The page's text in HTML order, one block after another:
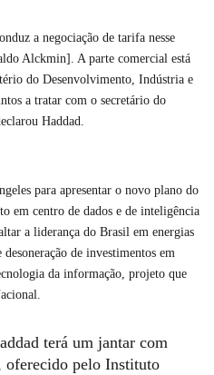
a negociação de tarifa nesse
Alckmin]. A parte comercial está
do Desenvolvimento, Indústria e
a tratar com o secretário do
Haddad.
para apresentar o novo plano do
em centro de dados e de inteligência
a liderança do Brasil em energias
de investimentos em
da informação, projeto que
terá um jantar com
oferecido pelo Instituto